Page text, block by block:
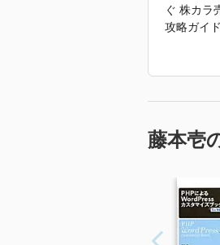
ぐ 株カラ
攻略ガイ
藤本壱